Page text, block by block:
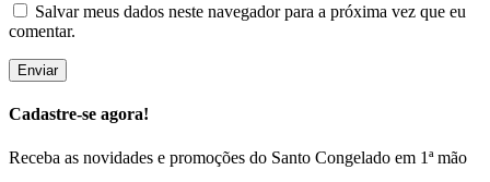
Salvar meus dados neste navegador para a próxima vez que eu
comentar.
Cadastre-se agora!
Receba as novidades e promoções do Santo Congelado em 1ª mão